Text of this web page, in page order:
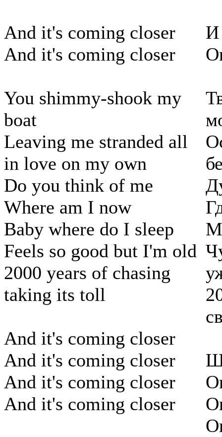
And it's coming closer
And it's coming closer
You shimmy-shook my
boat
Leaving me stranded all
in love on my own
Do you think of me
Where am I now
Baby where do I sleep
Feels so good but I'm old
2000 years of chasing
taking its toll
And it's coming closer
And it's coming closer
And it's coming closer
And it's coming closer
И